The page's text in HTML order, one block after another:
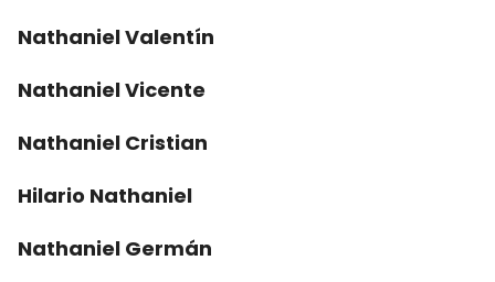
Nathaniel Valentín
Nathaniel Vicente
Nathaniel Cristian
Hilario Nathaniel
Nathaniel Germán